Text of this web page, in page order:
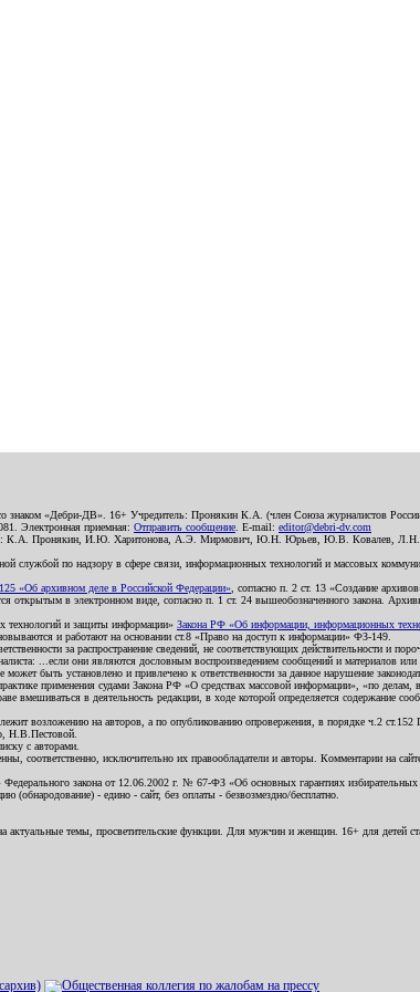
знаком «Дебри-ДВ». 16+ Учредитель: Пронякин К.А. (член Союза журналистов
Электронная приемная: Отправить сообщение . E-mail: editor@debri-dv.com
К.А. Пронякин, И.Ю. Харитонова, А.Э. Мирмович, Ю.Н. Юрьев, Ю.В.
службой по надзору в сфере связи, информационных технологий и массовых
«Об архивном деле в Российской Федерации» , согласно п. 2 ст. 13 «Создание
в электронном виде, согласно п. 1 ст. 24 вышеобозначенного закона.
технологий и защиты информации» Закона РФ «Об информации, информационных
и работают на основании ст.8 «Право на доступ к информации» ФЗ-149.
за распространение сведений, не соответствующих действительности и
...если они являются дословным воспроизведением сообщений и материалов
быть установлено и привлечено к ответственности за данное нарушение
применения судами Закона РФ «О средствах массовой информации», «по делам,
вмешиваться в деятельность редакции, в ходе которой определяется содержание
возложению на авторов, а по опубликованию опровержения, в порядке ч.2 ст.152
Н.В.Пестовой.
с авторами.
соответственно, исключительно их правообладатели и авторы. Комментарии на
закона от 12.06.2002 г. № 67-ФЗ «Об основных гарантиях
(обнародование) - едино - сайт, без оплаты - безвозмездно/бесплатно.
актуальные темы, просветительские функции. Для мужчин и женщин. 16+ для детей